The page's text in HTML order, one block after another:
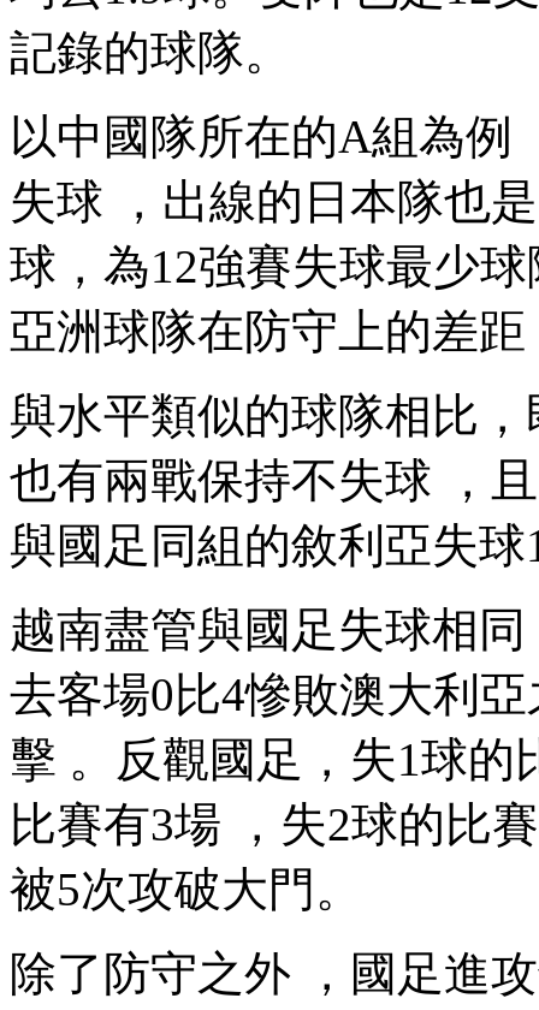
記錄的球隊 。
以中國隊所在的A組為例
失球  ，出線的日本隊也
球 ，為12強賽失球最少球
亞洲球隊在防守上的差距 
與水平類似的球隊相比 
也有兩戰保持不失球 ，
與國足同組的敘利亞失球16
越南盡管與國足失球相同
去客場0比4慘敗澳大利亞
擊  。反觀國足，失1球
比賽有3場 ，失2球的比賽
被5次攻破大門。
除了防守之外 ，國足進